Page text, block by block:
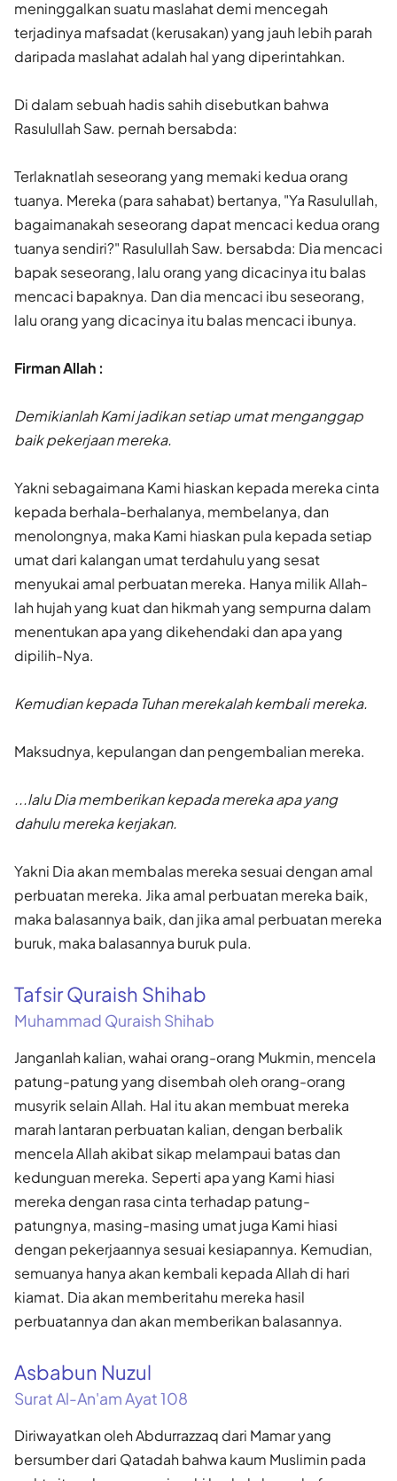
meninggalkan suatu maslahat demi mencegah
terjadinya mafsadat (kerusakan) yang jauh lebih parah
daripada maslahat adalah hal yang diperintahkan.
Di dalam sebuah hadis sahih disebutkan bahwa
Rasulullah Saw. pernah bersabda:
Terlaknatlah seseorang yang memaki kedua orang
tuanya. Mereka (para sahabat) bertanya, "Ya Rasulullah,
bagaimanakah seseorang dapat mencaci kedua orang
tuanya sendiri?" Rasulullah Saw. bersabda: Dia mencaci
bapak seseorang, lalu orang yang dicacinya itu balas
mencaci bapaknya. Dan dia mencaci ibu seseorang,
lalu orang yang dicacinya itu balas mencaci ibunya.
Firman Allah :
Demikianlah Kami jadikan setiap umat menganggap
baik pekerjaan mereka.
Yakni sebagaimana Kami hiaskan kepada mereka cinta
kepada berhala-berhalanya, membelanya, dan
menolongnya, maka Kami hiaskan pula kepada setiap
umat dari kalangan umat terdahulu yang sesat
menyukai amal perbuatan mereka. Hanya milik Allah-
lah hujah yang kuat dan hikmah yang sempurna dalam
menentukan apa yang dikehendaki dan apa yang
dipilih-Nya.
Kemudian kepada Tuhan merekalah kembali mereka.
Maksudnya, kepulangan dan pengembalian mereka.
...lalu Dia memberikan kepada mereka apa yang
dahulu mereka kerjakan.
Yakni Dia akan membalas mereka sesuai dengan amal
perbuatan mereka. Jika amal perbuatan mereka baik,
maka balasannya baik, dan jika amal perbuatan mereka
buruk, maka balasannya buruk pula.
Tafsir Quraish Shihab
Muhammad Quraish Shihab
Janganlah kalian, wahai orang-orang Mukmin, mencela
patung-patung yang disembah oleh orang-orang
musyrik selain Allah. Hal itu akan membuat mereka
marah lantaran perbuatan kalian, dengan berbalik
mencela Allah akibat sikap melampaui batas dan
kedunguan mereka. Seperti apa yang Kami hiasi
mereka dengan rasa cinta terhadap patung-
patungnya, masing-masing umat juga Kami hiasi
dengan pekerjaannya sesuai kesiapannya. Kemudian,
semuanya hanya akan kembali kepada Allah di hari
kiamat. Dia akan memberitahu mereka hasil
perbuatannya dan akan memberikan balasannya.
Asbabun Nuzul
Surat Al-An'am Ayat 108
Diriwayatkan oleh Abdurrazzaq dari Mamar yang
bersumber dari Qatadah bahwa kaum Muslimin pada